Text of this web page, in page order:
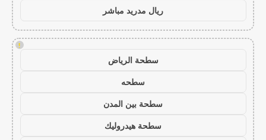
ريال مدريد مباشر
!
سطحة الرياض
سطحه
سطحة بين المدن
سطحة هيدروليك